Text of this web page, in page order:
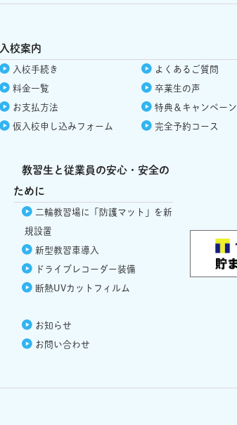
入校案内
入校手続き
料金一覧
お支払方法
仮入校申し込みフォーム
よくあるご質問
卒業生の声
特典＆ キャンペーン
完全予約コース
教習生と従業員の安心・安全の
ために
二輪教習場に「防護マット」を新
規設置
新型教習車導入
ドライブレコーダー装備
断熱UVカット フィルム
お知らせ
お問い合わせ